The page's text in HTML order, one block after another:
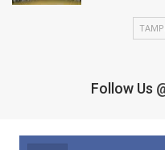
Follow Us